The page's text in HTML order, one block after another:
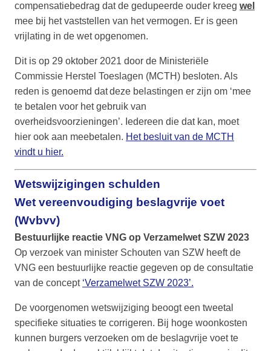
compensatiebedrag dat de gedupeerde ouder kreeg wel
mee bij het vaststellen van het vermogen. Er is geen
vrijlating in de wet opgenomen.
Dit is op 29 oktober 2021 door de Ministeriële
Commissie Herstel Toeslagen (MCTH) besloten. Als
reden is genoemd dat deze belastingen er zijn om ‘mee
te betalen voor het gebruik van
overheidsvoorzieningen’. Iedereen die dat kan, moet
hier ook aan meebetalen. Het besluit van de MCTH
vindt u hier.
Wetswijzigingen schulden
Wet vereenvoudiging beslagvrije voet
(Wvbvv)
Bestuurlijke reactie VNG op Verzamelwet SZW 2023
Op verzoek van minister Schouten van SZW heeft de
VNG een bestuurlijke reactie gegeven op de consultatie
van de concept ‘Verzamelwet SZW 2023’.
De voorgenomen wetswijziging beoogt een tweetal
specifieke situaties te corrigeren. Bij hoge woonkosten
kunnen burgers verzoeken om de beslagvrije voet te